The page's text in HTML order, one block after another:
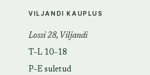
VILJANDI KAUPLUS
Lossi 28, Viljandi
T–L 10–18
P–E suletud